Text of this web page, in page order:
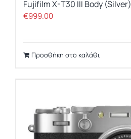
Fujifilm X-T30 III Body (Silver)
€999.00
Προσθήκη στο καλάθι